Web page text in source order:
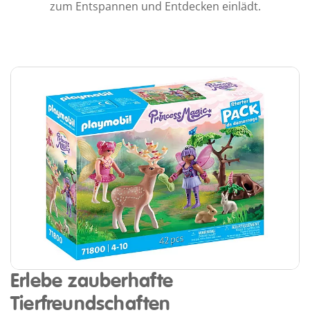
zum Entspannen und Entdecken einlädt.
Erlebe zauberhafte
Tierfreundschaften